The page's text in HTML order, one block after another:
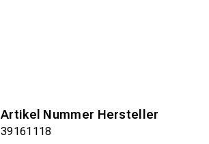
Artikel Nummer Hersteller
39161118